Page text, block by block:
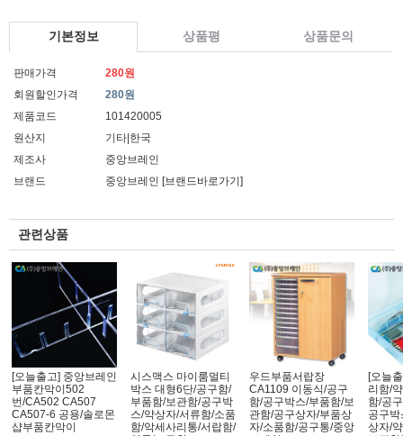
기본정보 상품평 상품문의
판매가격
280원
회원할인가격
280원
제품코드
101420005
원산지
기타|한국
제조사
중앙브레인
브랜드
중앙브레인 [브랜드바로가기]
관련상품
[오늘출고] 중앙브레인
부품칸막이502
번/CA502 CA507
CA507-6 공용/솔로몬
샵부품칸막이
시스맥스 마이룸멀티
박스 대형6단/공구함/
부품함/보관함/공구박
스/약상자/서류함/소품
함/악세사리통/서랍함/
우드부품서랍장
CA1109 이동식/공구
함/공구박스/부품함/보
관함/공구상자/부품상
자/소품함/공구통/중앙
[오늘
리함/
함/공
공구
상자/